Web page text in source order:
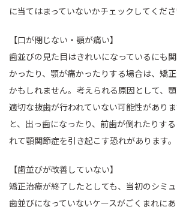
に当てはまっていないかチェックしてくださ
【口が閉じない・顎が痛い】
歯並びの見た目はきれいになっているにも
かったり、顎が痛かったりする場合は、矯
かもしれません。考えられる原因として、
適切な抜歯が行われていない可能性があり
と、出っ歯になったり、前歯が倒れたりす
れて顎関節症を引き起こす恐れがあります。
【歯並びが改善していない】
矯正治療が終了したとしても、当初のシミ
歯並びになっていないケースがごくまれに